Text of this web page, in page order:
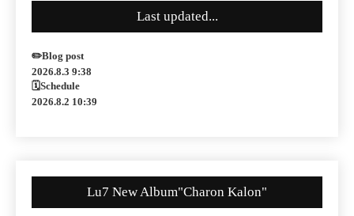
Last updated...
✏️Blog post
2026.8.3 9:38
🗓Schedule
2026.8.2 10:39
Lu7 New Album"Charon Kalon"